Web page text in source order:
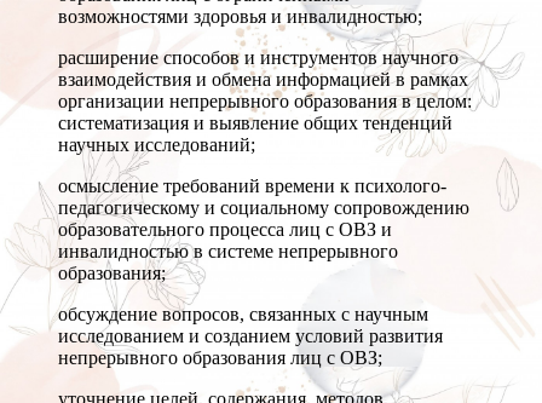
возможностями здоровья и инвалидностью;
расширение способов и инструментов научного
взаимодействия и обмена информацией в рамках
организации непрерывного образования в целом:
систематизация и выявление общих тенденций
научных исследований;
осмысление требований времени к психолого-
педагогическому и социальному сопровождению
образовательного процесса лиц с ОВЗ и
инвалидностью в системе непрерывного
образования;
обсуждение вопросов, связанных с научным
исследованием и созданием условий развития
непрерывного образования лиц с ОВЗ;